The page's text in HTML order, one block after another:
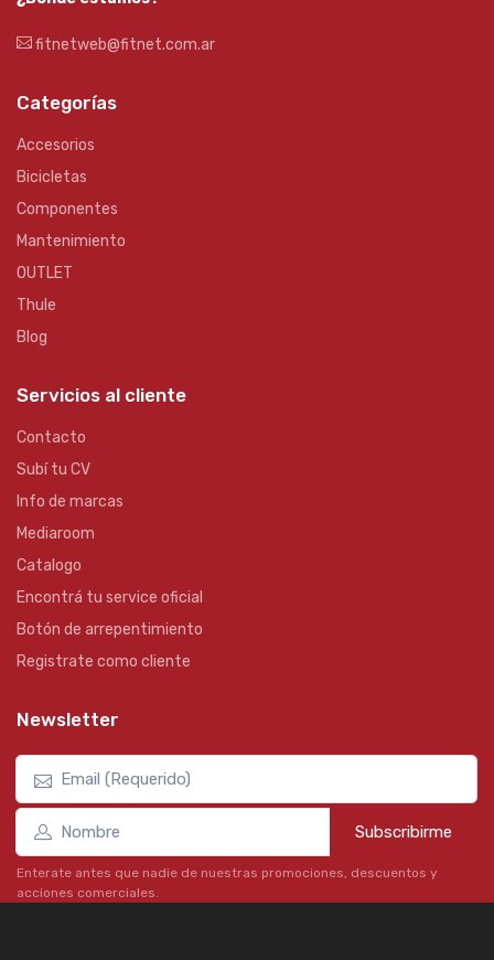
fitnetweb@fitnet.com.ar
Categorías
Accesorios
Bicicletas
Componentes
Mantenimiento
OUTLET
Thule
Blog
Servicios al cliente
Contacto
Subí tu CV
Info de marcas
Mediaroom
Catalogo
Encontrá tu service oficial
Botón de arrepentimiento
Registrate como cliente
Newsletter
Subscribirme
Enterate antes que nadie de nuestras promociones, descuentos y
acciones comerciales.